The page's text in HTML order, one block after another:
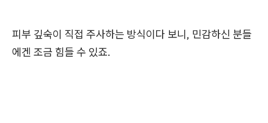
피부 깊숙이 직접 주사하는 방식이다 보니, 민감하신 분들
에겐 조금 힘들 수 있죠.